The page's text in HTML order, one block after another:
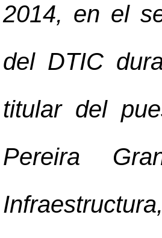
2014, en el
del DTIC
titular del
Pereira